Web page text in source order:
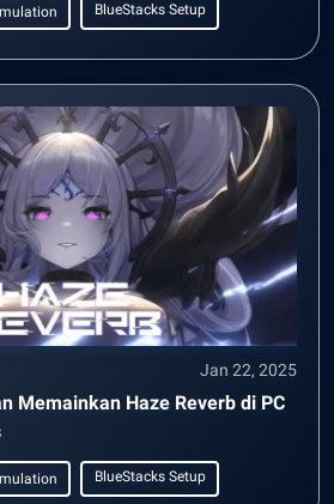
BlueStacks Setup
Jan 22, 2025
Memainkan Haze Reverb di PC
BlueStacks Setup